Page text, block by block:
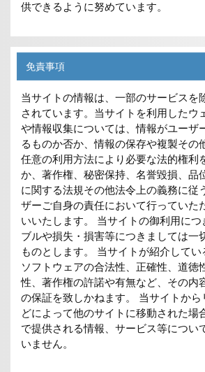
供できるように努めています。
免責事項
当サイトの情報は、一部のサービスを
されています。当サイトを利用したウ
や情報収集については、情報がユーザ
るものか否か、情報の保存や複製その
任意の利用方法により必要な法的権利
か、著作権、秘密保持、名誉毀損、品
に関する法規その他法令上の義務に従
ザーご自身の責任において行っていた
いいたします。 当サイトの御利用につ
ブルや損失・損害等につきましては一
ものとします。 当サイトが紹介して
ソフトウェアの合法性、正確性、道徳
性、著作権の許諾や有無など、その内
の保証を致しかねます。 当サイトから
どによって他のサイトに移動された場
で提供される情報、サービス等につい
いません。